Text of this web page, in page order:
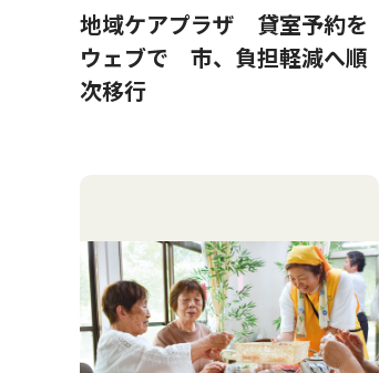
地域ケアプラザ 貸室予約を
ウェブで 市、負担軽減へ順
次移行